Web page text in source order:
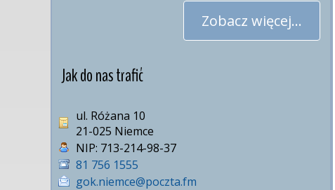
Zobacz więcej...
Jak do nas trafić
ul. Różana 10
21-025 Niemce
NIP: 713-214-98-37
81 756 1555
gok.niemce@poczta.fm